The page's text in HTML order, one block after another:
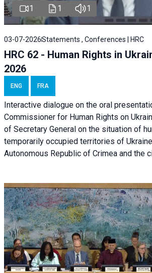
1 1 1
03-07-2026Statements , Conferences | HRC
HRC 62 - Human Rights in
2026
ENG FRA
Interactive dialogue on the oral
Commissioner for Human Rights on
of Secretary General on the situation of
temporarily occupied territories of
Autonomous Republic of Crimea and the